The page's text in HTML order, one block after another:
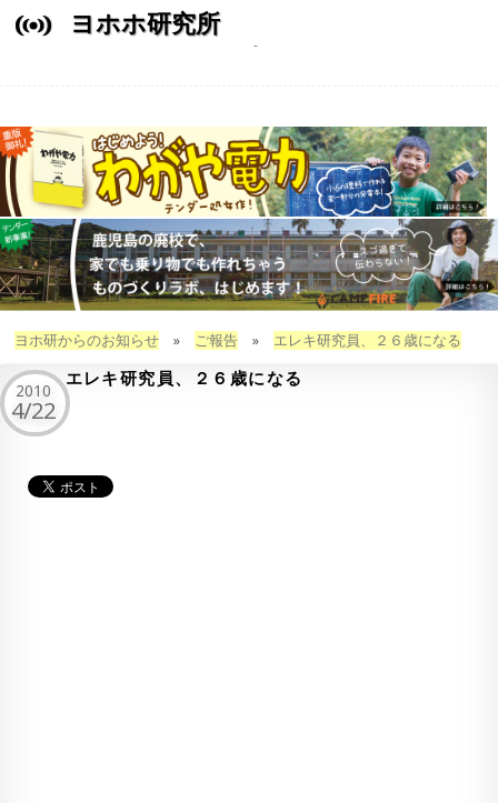
ヨホホ研究所
ヨホ研からのお知らせ» ご報告» エレキ研究員、２６歳になる
エレキ研究員、２６歳になる
2010
4/22